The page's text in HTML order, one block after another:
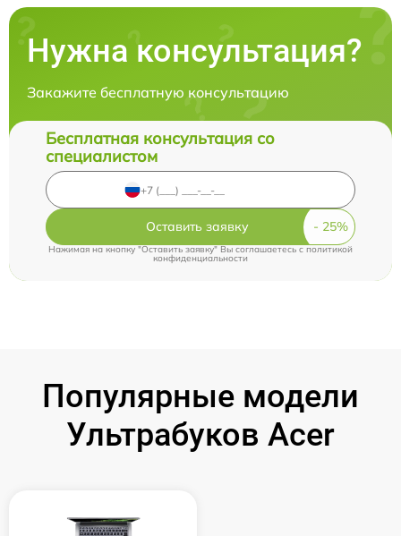
Нужна консультация?
Закажите бесплатную консультацию
Бесплатная консультация со
специалистом
Оставить заявку
Нажимая на кнопку "Оставить заявку" Вы соглашаетесь cполитикой
конфиденциальности
Популярные модели
Ультрабуков Acer